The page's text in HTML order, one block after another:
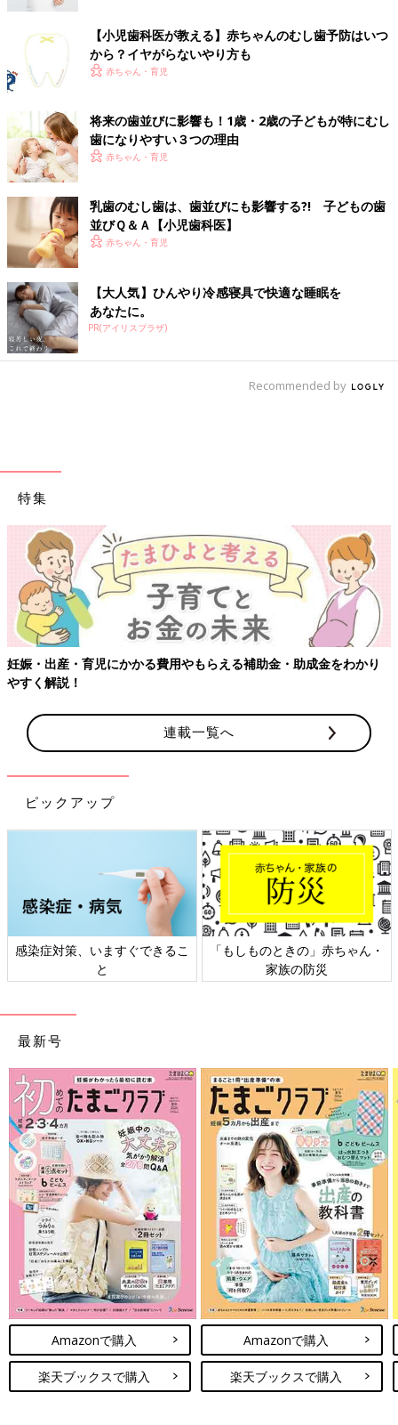
まっさきに思いますよね。でも、仕上げ磨きだ
けでは、むし歯は防げません。大事なのは、食
生活。どんなものを、いつ、食べさせるかに気
【小児歯科医が教える】赤ちゃんのむし歯予防はいつ
から？イヤがらないやり方も
赤ちゃん・育児
将来の歯並びに影響も！1歳・2歳の子どもが特にむし
歯になりやすい３つの理由
赤ちゃん・育児
乳歯のむし歯は、歯並びにも影響する?! 子どもの歯
並びＱ＆Ａ【小児歯科医】
赤ちゃん・育児
【大人気】ひんやり冷感寝具で快適な睡眠を
あなたに。
PR(アイリスプラザ)
Recommended by
特集
妊娠・出産・育児にかかる費用やもらえる補助金・助成金をわかり
やすく解説！
連載一覧へ
ピックアップ
感染症対策、いますぐできるこ
と
「もしものときの」赤ちゃん・
家族の防災
最新号
Amazonで購入
楽天ブックスで購入
Amazonで購入
楽天ブックスで購入